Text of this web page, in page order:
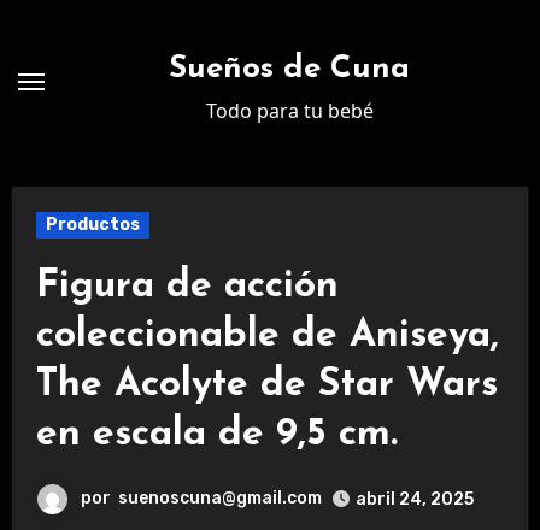
contenido
Sueños de Cuna
Todo para tu bebé
Productos
Figura de acción
coleccionable de Aniseya,
The Acolyte de Star Wars
en escala de 9,5 cm.
por suenoscuna@gmail.com abril 24, 2025